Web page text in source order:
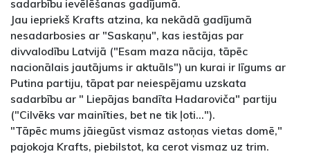
sadarbību ievēlēšanas gadījumā.
Jau iepriekš Krafts atzina, ka nekādā gadījumā
nesadarbosies ar "Saskaņu", kas iestājas par
divvalodību Latvijā ("Esam maza nācija, tāpēc
nacionālais jautājums ir aktuāls") un kurai ir līgums ar
Putina partiju, tāpat par neiespējamu uzskata
sadarbību ar " Liepājas bandīta Hadaroviča" partiju
("Cilvēks var mainīties, bet ne tik ļoti...").
"Tāpēc mums jāiegūst vismaz astoņas vietas domē,"
pajokoja Krafts, piebilstot, ka cerot vismaz uz trim.